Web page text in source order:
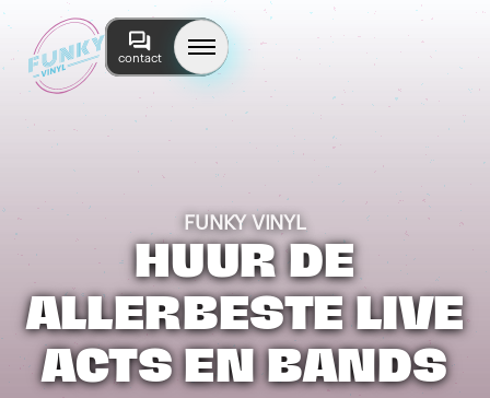
contact
FUNKY VINYL
HUUR DE
ALLERBESTE LIVE
ACTS EN BANDS